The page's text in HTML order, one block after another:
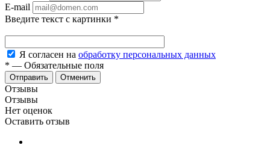
E-mail
Введите текст с картинки *
Я согласен на обработку персональных данных
* — Обязательные поля
Отменить
Отзывы
Отзывы
Нет оценок
Оставить отзыв